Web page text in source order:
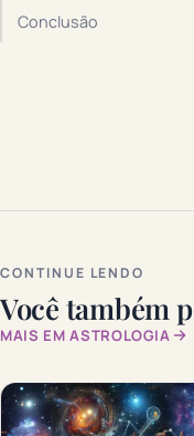
Conclusão
CONTINUE LENDO
Você também
MAIS EM ASTROLOGIA